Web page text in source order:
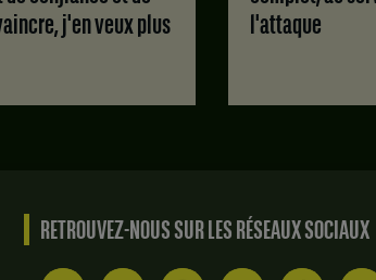
j'en veux plus
l'attaque
RETROUVEZ-NOUS SUR LES RÉSEAUX SOCIAUX